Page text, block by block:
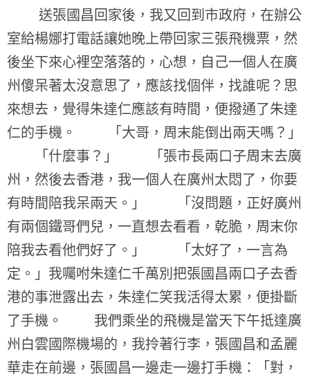
送張國昌回家後，我又回到市政府，在辦公
室給楊娜打電話讓她晚上帶回家三張飛機票，然
後坐下來心裡空落落的，心想，自己一個人在廣
州傻呆著太沒意思了，應該找個伴，找誰呢？思
來想去，覺得朱達仁應該有時間，便撥通了朱達
仁的手機。 「大哥，周末能倒出兩天嗎？」
「什麼事？」 「張市長兩口子周末去廣
州，然後去香港，我一個人在廣州太悶了，你要
有時間陪我呆兩天。」 「沒問題，正好廣州
有兩個鐵哥們兒，一直想去看看，乾脆，周末你
陪我去看他們好了。」 「太好了，一言為
定。」我囑咐朱達仁千萬別把張國昌兩口子去香
港的事泄露出去，朱達仁笑我活得太累，便掛斷
了手機。 我們乘坐的飛機是當天下午抵達廣
州白雲國際機場的，我拎著行李，張國昌和孟麗
華走在前邊，張國昌一邊走一邊打手機：「對，